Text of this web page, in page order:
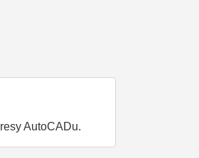
AutoCADu.